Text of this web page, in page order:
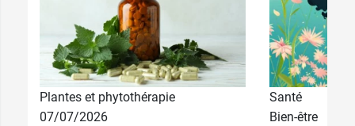
Plantes et phytothérapie
07/07/2026
Santé
Bien-être